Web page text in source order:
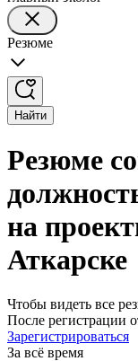
Резюме
Найти
Резюме
на
Аткарске
Чтобы видеть все
После регистрации
Зарегистрироваться
За всё время